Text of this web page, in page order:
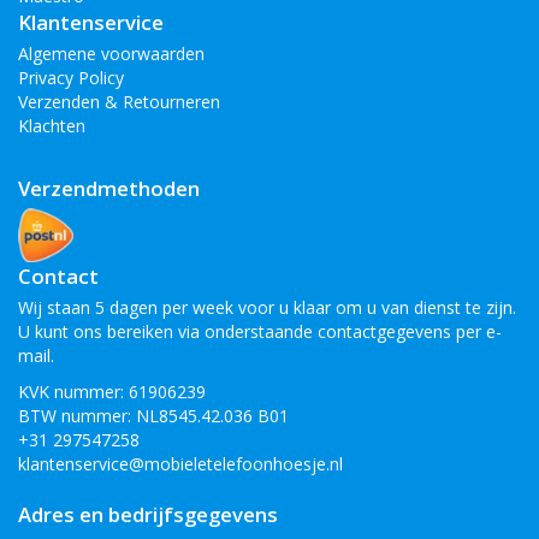
Klantenservice
Algemene voorwaarden
Privacy Policy
Verzenden & Retourneren
Klachten
Verzendmethoden
Contact
Wij staan 5 dagen per week voor u klaar om u van dienst te zijn.
U kunt ons bereiken via onderstaande contactgegevens per e-
mail.
KVK nummer: 61906239
BTW nummer: NL8545.42.036 B01
+31 297547258
klantenservice@mobieletelefoonhoesje.nl
Adres en bedrijfsgegevens